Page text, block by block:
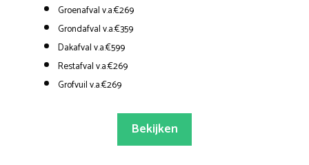
Groenafval v.a.€269
Grondafval v.a.€359
Dakafval v.a.€599
Restafval v.a.€269
Grofvuil v.a.€269
Bekijken